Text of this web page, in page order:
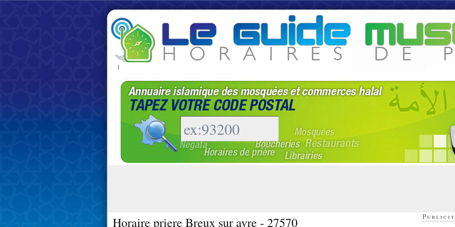
|
Horaire priere Breux sur avre - 27570